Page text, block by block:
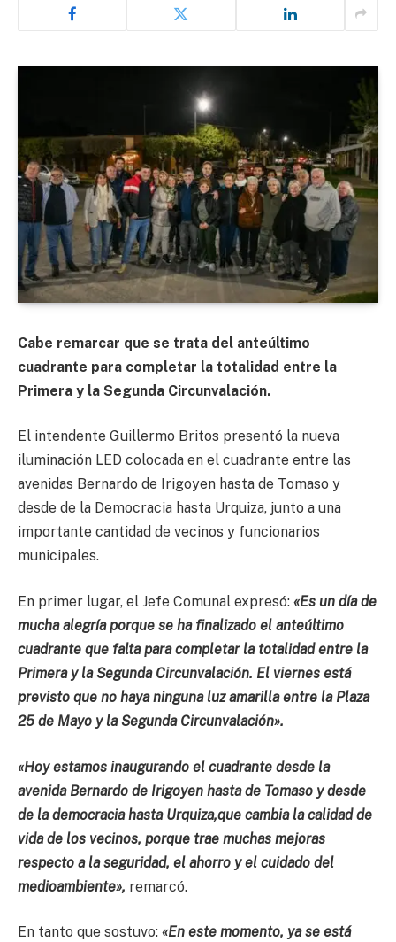
Cabe remarcar que se trata del anteúltimo
cuadrante para completar la totalidad entre la
Primera y la Segunda Circunvalación.
El intendente Guillermo Britos presentó la nueva
iluminación LED colocada en el cuadrante entre las
avenidas Bernardo de Irigoyen hasta de Tomaso y
desde de la Democracia hasta Urquiza, junto a una
importante cantidad de vecinos y funcionarios
municipales.
En primer lugar, el Jefe Comunal expresó: «Es un día de
mucha alegría porque se ha finalizado el anteúltimo
cuadrante que falta para completar la totalidad entre la
Primera y la Segunda Circunvalación. El viernes está
previsto que no haya ninguna luz amarilla entre la Plaza
25 de Mayo y la Segunda Circunvalación».
«Hoy estamos inaugurando el cuadrante desde la
avenida Bernardo de Irigoyen hasta de Tomaso y desde
de la democracia hasta Urquiza,que cambia la calidad de
vida de los vecinos, porque trae muchas mejoras
respecto a la seguridad, el ahorro y el cuidado del
medioambiente», remarcó.
En tanto que sostuvo: «En este momento, ya se está